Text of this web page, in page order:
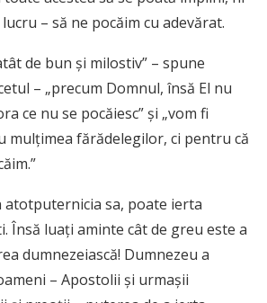
– să ne pocăim cu adevărat.
de bun și milostiv” – spune
– „precum Domnul, însă El nu
ce nu se pocăiesc” și „vom fi
mulțimea fărădelegilor, ci pentru că
atotputernicia sa, poate ierta
Însă luați aminte cât de greu este a
dumnezeiască! Dumnezeu a
– Apostolii și urmașii